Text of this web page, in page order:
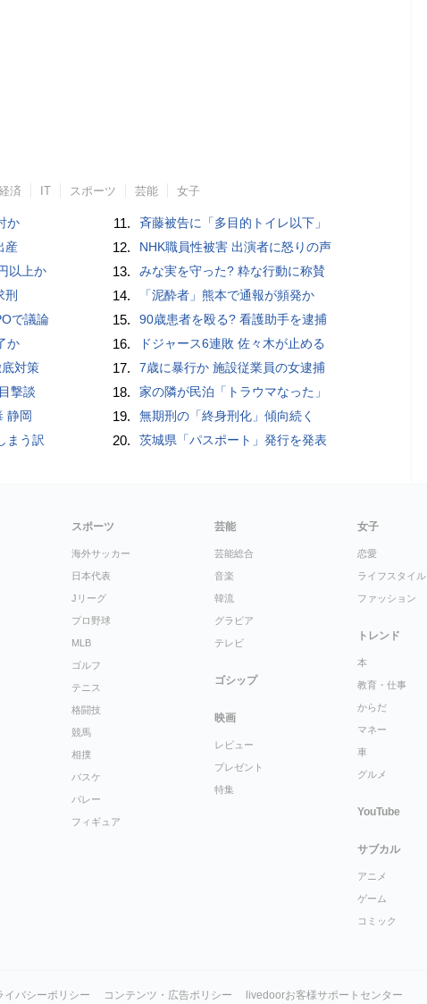
済 IT スポーツ 芸能 女子
か
産
以上か
刑
で議論
か
対策
撃談
静岡
まう訳
11. 斉藤被告に「多目的トイレ以下」
12. NHK職員性被害 出演者に怒りの声
13. みな実を守った? 粋な行動に称賛
14. 「泥酔者」熊本で通報が頻発か
15. 90歳患者を殴る? 看護助手を逮捕
16. ドジャース6連敗 佐々木が止める
17. 7歳に暴行か 施設従業員の女逮捕
18. 家の隣が民泊「トラウマなった」
19. 無期刑の「終身刑化」傾向続く
20. 茨城県「パスポート」発行を発表
スポーツ
海外サッカー
日本代表
Jリーグ
プロ野球
MLB
ゴルフ
テニス
格闘技
競馬
相撲
バスケ
バレー
フィギュア
芸能
芸能総合
音楽
韓流
グラビア
テレビ
ゴシップ
映画
レビュー
プレゼント
特集
女子
恋愛
ライフスタイル
ファッション
トレンド
本
教育・仕事
からだ
マネー
車
グルメ
YouTube
サブカル
アニメ
ゲーム
コミック
イバシーポリシー コンテンツ・広告ポリシー livedoorお客様サポートセンター